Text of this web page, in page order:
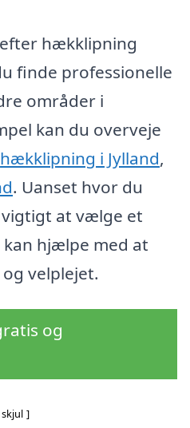
hækklipning
finde professionelle
områder i
kan du overveje
hækklipning i Jylland,
. Uanset hvor du
at vælge et
hjælpe med at
velplejet.
og
skjul